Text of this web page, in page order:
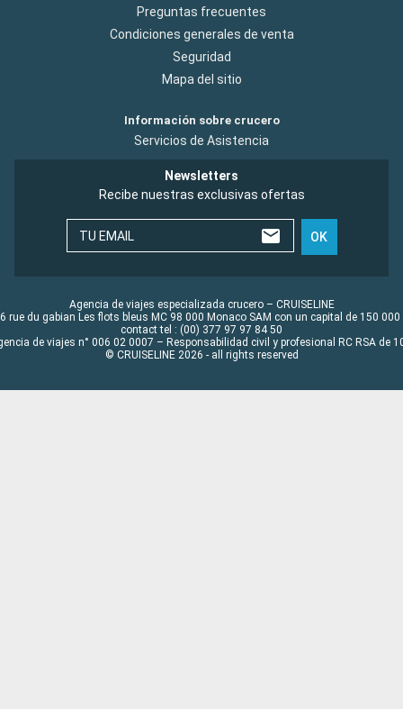
Preguntas frecuentes
Condiciones generales de venta
Seguridad
Mapa del sitio
Información sobre crucero
Servicios de Asistencia
Newsletters
Recibe nuestras exclusivas ofertas
TU EMAIL OK
Agencia de viajes especializada crucero – CRUISELINE
rue du gabian Les flots bleus MC 98 000 Monaco SAM con un capital de 150 000
contact tel : (00) 377 97 97 84 50
de viajes n° 006 02 0007 – Responsabilidad civil y profesional RC RSA de
© CRUISELINE 2026 - all rights reserved